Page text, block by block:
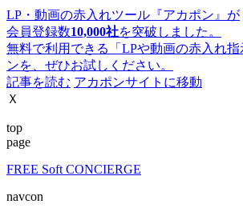
LP・動画の赤入れツール『アカポン』が
会員登録数10,000社を突破しました。
無料で利用できる「LPや動画の赤入れ
ンを、ぜひお試しください。
記事を読む アカポンサイトに移動
Ｘ
top
page
FREE Soft CONCIERGE
navcon